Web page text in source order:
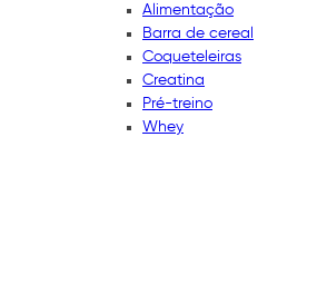
Alimentação
Barra de cereal
Coqueteleiras
Creatina
Pré-treino
Whey